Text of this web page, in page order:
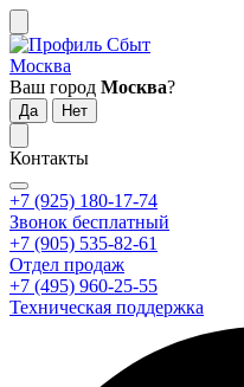
Москва
Ваш город Москва?
Контакты
+7 (925) 180-17-74
Звонок бесплатный
+7 (905) 535-82-61
Отдел продаж
+7 (495) 960-25-55
Техническая поддержка